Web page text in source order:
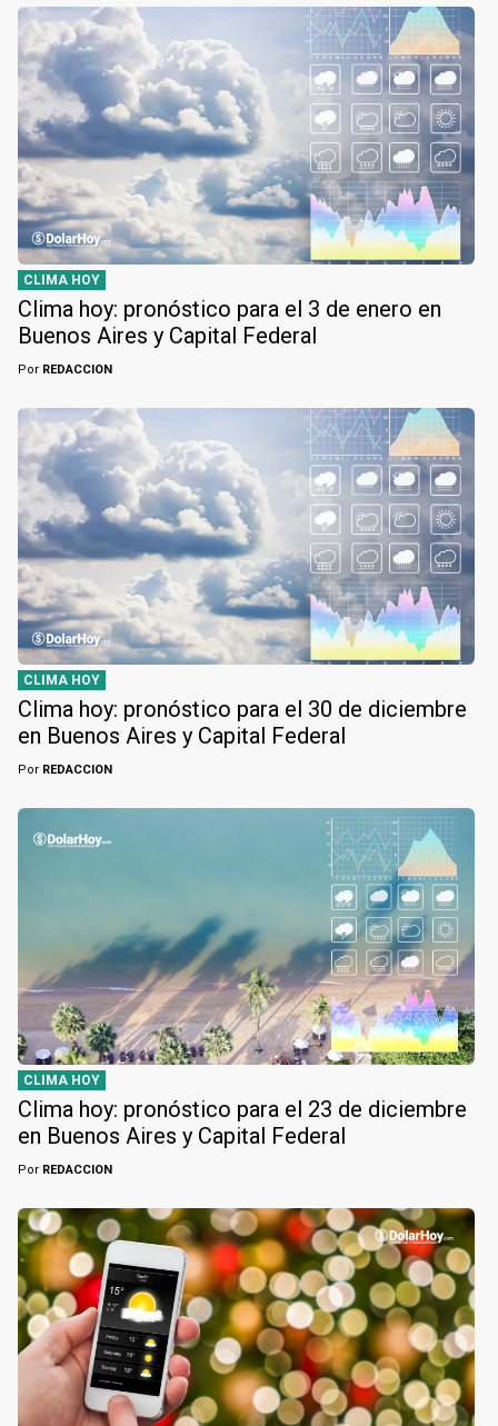
CLIMA HOY
Clima hoy: pronóstico para el 3 de enero en
Buenos Aires y Capital Federal
Por REDACCION
CLIMA HOY
Clima hoy: pronóstico para el 30 de diciembre
en Buenos Aires y Capital Federal
Por REDACCION
CLIMA HOY
Clima hoy: pronóstico para el 23 de diciembre
en Buenos Aires y Capital Federal
Por REDACCION